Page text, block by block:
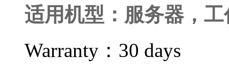
适用机型：服务器，
Warranty： 30 days